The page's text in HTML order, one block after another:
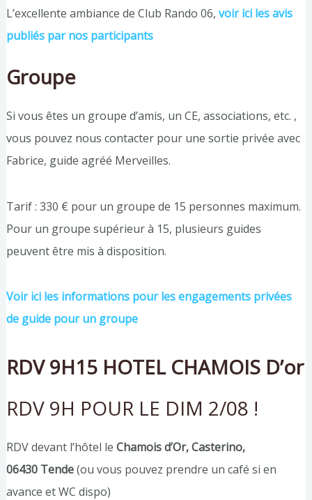
L’excellente ambiance de Club Rando 06, voir ici les avis
publiés par nos participants
Groupe
Si vous êtes un groupe d’amis, un CE, associations, etc. ,
vous pouvez nous contacter pour une sortie privée avec
Fabrice, guide agréé Merveilles.
Tarif : 330 € pour un groupe de 15 personnes maximum.
Pour un groupe supérieur à 15, plusieurs guides
peuvent être mis à disposition.
Voir ici les informations pour les engagements privées
de guide pour un groupe
RDV 9H15 HOTEL CHAMOIS D’or
RDV 9H POUR LE DIM 2/08 !
RDV devant l’hôtel le Chamois d’Or, Casterino,
06430 Tende(ou vous pouvez prendre un café si en
avance et WC dispo)